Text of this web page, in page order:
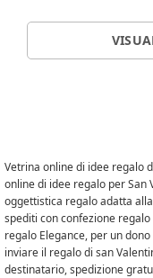
Vetrina online di idee regalo
online di idee regalo per San
oggettistica regalo adatta
spediti con confezione
regalo Elegance, per un
inviare il regalo di san
destinatario, spedizione